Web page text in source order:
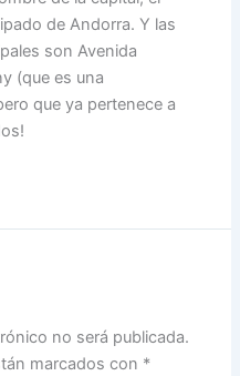
de Andorra. Y las
son Avenida
(que es una
que ya pertenece a
no será publicada.
marcados con *